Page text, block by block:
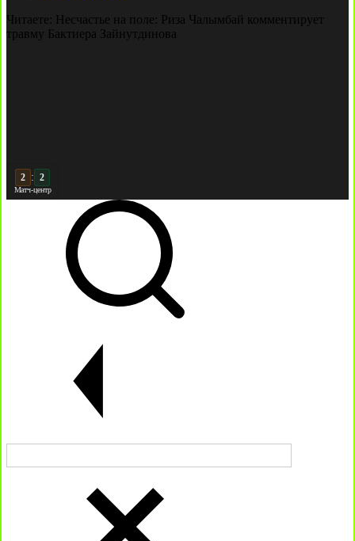
Читаете: Несчастье на поле: Риза Чалымбай комментирует
травму Бактиера Зайнутдинова
3 : 3
Матч-центр